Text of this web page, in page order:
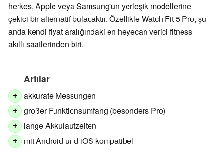
herkes, Apple veya Samsung'un yerleşik modellerine
çekici bir alternatif bulacaktır. Özellikle Watch Fit 5 Pro, şu
anda kendi fiyat aralığındaki en heyecan verici fitness
akıllı saatlerinden biri.
Artılar
+ akkurate Messungen
+ großer Funktionsumfang (besonders Pro)
+ lange Akkulaufzeiten
+ mit Android und iOS kompatibel